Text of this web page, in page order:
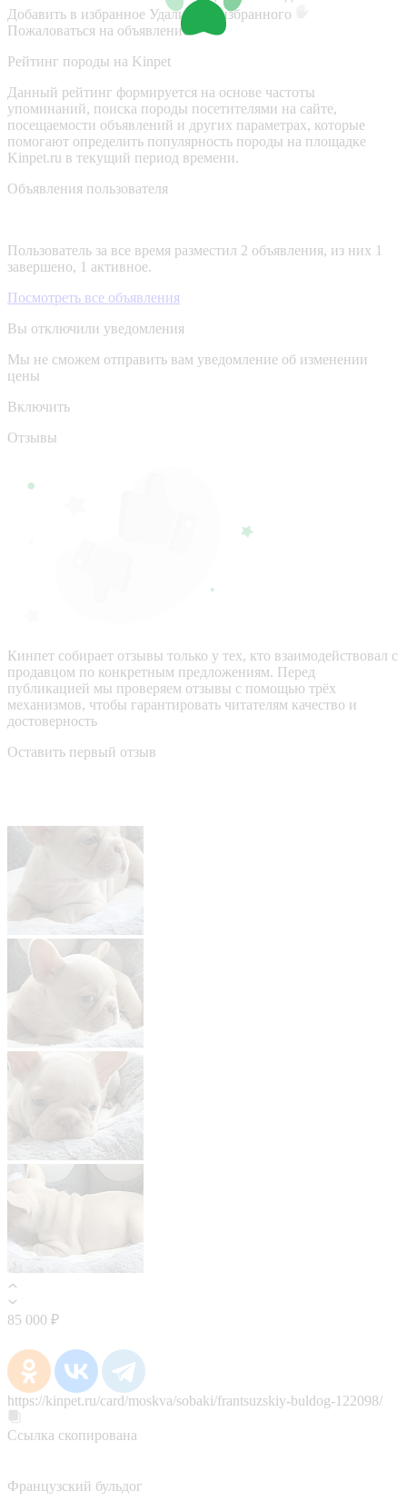
Добавить в избранное Удалить из избранного
Пожаловаться на объявление
Рейтинг породы на Kinpet
Данный рейтинг формируется на основе частоты
упоминаний, поиска породы посетителями на сайте,
посещаемости объявлений и других параметрах, которые
помогают определить популярность породы на площадке
Kinpet.ru в текущий период времени.
Объявления пользователя
Пользователь за все время разместил 2 объявления, из них 1
завершено, 1 активное.
Посмотреть все объявления
Вы отключили уведомления
Мы не сможем отправить вам уведомление об изменении
цены
Включить
Отзывы
Кинпет собирает отзывы только у тех, кто взаимодействовал с
продавцом по конкретным предложениям. Перед
публикацией мы проверяем отзывы с помощью трёх
механизмов, чтобы гарантировать читателям качество и
достоверность
Оставить первый отзыв
85 000 ₽
https://kinpet.ru/card/moskva/sobaki/frantsuzskiy-buldog-122098/
Ссылка скопирована
Французский бульдог